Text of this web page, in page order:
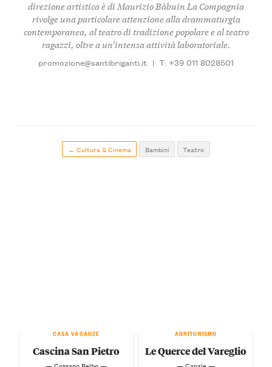
direzione artistica è di Maurizio Bàbuin La Compagnia
rivolge una particolare attenzione alla drammaturgia
contemporanea, al teatro di tradizione popolare e al teatro
ragazzi, oltre a un’intensa attività laboratoriale.
promozione@santibriganti.it | T: +39 011 8028501
← Cultura & Cinema Bambini Teatro
CASA VACANZE
Cascina San Pietro
AGRITURISMO
Le Querce del Vareglio